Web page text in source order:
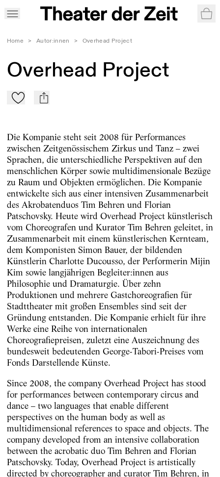
Home > Autor:innen > Overhead Project
Overhead Project
Zu Mein-TdZ hinzufügen
mail
Die Kompanie steht seit 2008 für Performances
zwischen Zeitgenössischem Zirkus und Tanz – zwei
Sprachen, die unterschiedliche Perspektiven auf den
menschlichen Körper sowie multidimensionale Bezüge
zu Raum und Objekten ermöglichen. Die Kompanie
entwickelte sich aus einer intensiven Zusammenarbeit
des Akrobatenduos Tim Behren und Florian
Patschovsky. Heute wird Overhead Project künstlerisch
vom Choreografen und Kurator Tim Behren geleitet, in
Zusammenarbeit mit einem künstlerischen Kernteam,
dem Komponisten Simon Bauer, der bildenden
Künstlerin Charlotte Ducousso, der Performerin Mijin
Kim sowie langjährigen Begleiter:innen aus
Philosophie und Dramaturgie. Über zehn
Produktionen und mehrere Gastchoreografien für
Stadttheater mit großen Ensembles sind seit der
Gründung entstanden. Die Kompanie erhielt für ihre
Werke eine Reihe von internationalen
Choreografiepreisen, zuletzt eine Auszeichnung des
bundesweit bedeutenden George-Tabori-Preises vom
Fonds Darstellende Künste.
Since 2008, the company Overhead Project has stood
for performances between contemporary circus and
dance – two languages that enable different
perspectives on the human body as well as
multidimensional references to space and objects. The
company developed from an intensive collaboration
between the acrobatic duo Tim Behren and Florian
Patschovsky. Today, Overhead Project is artistically
directed by choreographer and curator Tim Behren, in